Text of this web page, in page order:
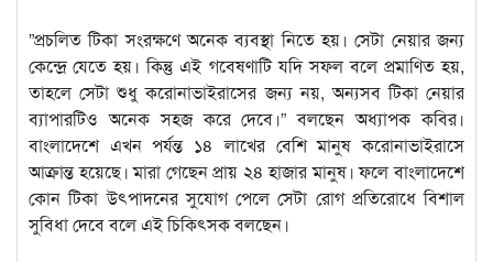
”প্রচলিত টিকা সংরক্ষণে অনেক ব্যবস্থা নিতে হয়। সেটা নেয়ার জন্য
কেন্দ্রে যেতে হয়। কিন্তু এই গবেষণাটি যদি সফল বলে প্রমাণিত হয়,
তাহলে সেটা শুধু করোনাভাইরাসের জন্য নয়, অন্যসব টিকা নেয়ার
ব্যাপারটিও অনেক সহজ করে দেবে।” বলছেন অধ্যাপক কবির।
বাংলাদেশে এখন পর্যন্ত ১৪ লাখের বেশি মানুষ করোনাভাইরাসে
আক্রান্ত হয়েছে। মারা গেছেন প্রায় ২৪ হাজার মানুষ। ফলে বাংলাদেশে
কোন টিকা উৎপাদনের সুযোগ পেলে সেটা রোগ প্রতিরোধে বিশাল
সুবিধা দেবে বলে এই চিকিৎসক বলছেন।